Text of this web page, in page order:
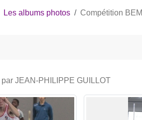
Les albums photos Compétition BEMI
par JEAN-PHILIPPE GUILLOT